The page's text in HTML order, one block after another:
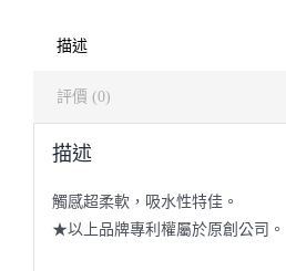
描述
評價 (0)
描述
觸感超柔軟，吸水性特佳。
★以上品牌專利權屬於原創公司。